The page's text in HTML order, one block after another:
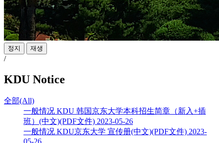
정지 재생
/
KDU Notice
全部(All)
一般情况 KDU 韩国京东大学本科招生简章（新入+插
班）(中文)(PDF文件) 2023-05-26
一般情况 KDU京东大学 宣传册(中文)(PDF文件) 2023-
05-26